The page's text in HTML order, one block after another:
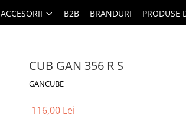
ACCESORII B2B BRANDURI PRODUSE
CUB GAN 356 R S
GANCUBE
116,00 Lei